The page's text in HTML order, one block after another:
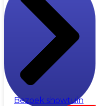
Bezoek showtuin